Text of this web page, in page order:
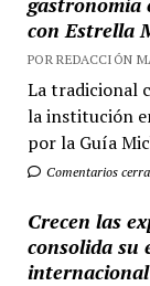
con Estrella
POR REDACCIÓN
La tradicional
la institución
por la Guía
Comentarios
Crecen las
consolida su
internacional